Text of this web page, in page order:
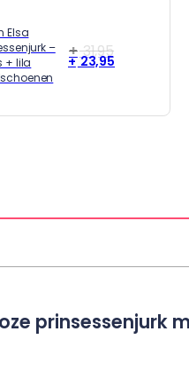
Elsa
–
+ lila
31,95
Oorspronkelijke
prijs
23,95
Huidige
prijs
prinsessenjurk